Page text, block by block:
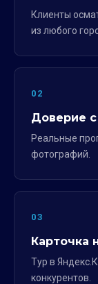
Клиенты
из любого
02
Доверие
Реальные
фотографий.
03
Карточка
Тур в
конкурентов.